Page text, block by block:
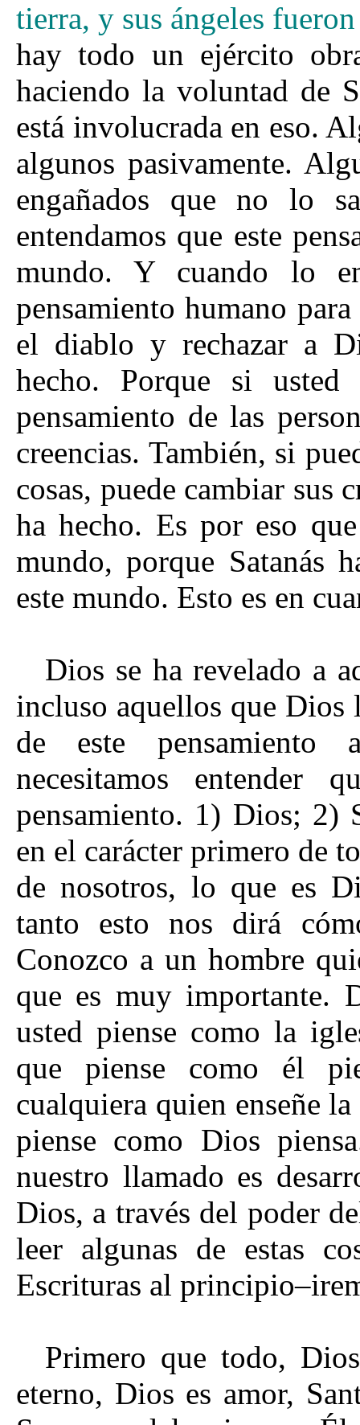
tierra, y sus ángeles
hay todo un ejército
haciendo la voluntad de
está involucrada en eso.
algunos pasivamente.
engañados que no lo
entendamos que este
mundo. Y cuando lo
pensamiento humano
el diablo y rechazar a
hecho. Porque si
pensamiento de las
creencias. También, si
cosas, puede cambiar sus
ha hecho. Es por eso
mundo, porque Satanás
este mundo. Esto es en
Dios se ha revelado a
incluso aquellos que Dios
de este pensamiento
necesitamos entender
pensamiento. 1) Dios; 2)
en el carácter primero de
de nosotros, lo que es
tanto esto nos dirá
Conozco a un hombre
que es muy importante.
usted piense como la
que piense como él
cualquiera quien enseñe
piense como Dios
nuestro llamado es
Dios, a través del poder
leer algunas de estas
Escrituras al
Primero que todo,
eterno, Dios es amor,